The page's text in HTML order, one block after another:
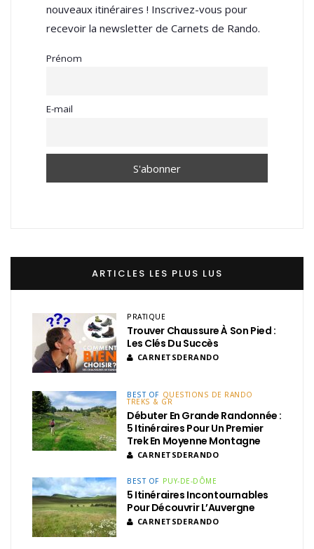
nouveaux itinéraires ! Inscrivez-vous pour
recevoir la newsletter de Carnets de Rando.
Prénom
E-mail
ARTICLES LES PLUS LUS
PRATIQUE
Trouver Chaussure À Son Pied :
Les Clés Du Succès
CARNETSDERANDO
BEST OF QUESTIONS DE RANDO
TREKS & GR
Débuter En Grande Randonnée :
5 Itinéraires Pour Un Premier
Trek En Moyenne Montagne
CARNETSDERANDO
BEST OF PUY-DE-DÔME
5 Itinéraires Incontournables
Pour Découvrir L’Auvergne
CARNETSDERANDO